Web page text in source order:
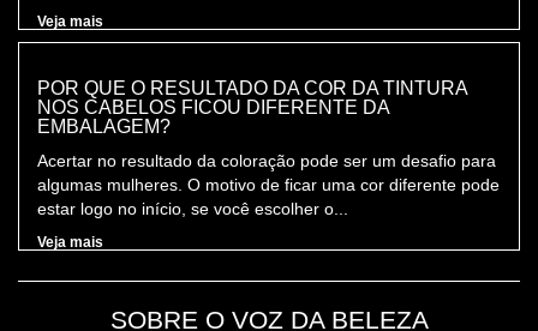
Veja mais
POR QUE O RESULTADO DA COR DA TINTURA
NOS CABELOS FICOU DIFERENTE DA
EMBALAGEM?
Acertar no resultado da coloração pode ser um desafio para
algumas mulheres. O motivo de ficar uma cor diferente pode
estar logo no início, se você escolher o...
Veja mais
SOBRE O VOZ DA BELEZA